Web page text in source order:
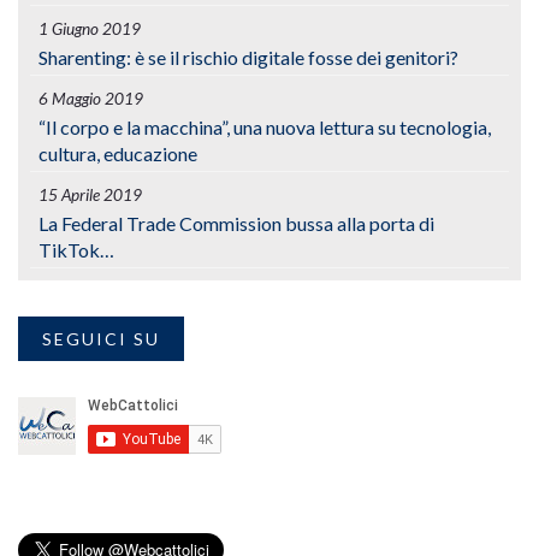
1 Giugno 2019
Sharenting: è se il rischio digitale fosse dei genitori?
6 Maggio 2019
“Il corpo e la macchina”, una nuova lettura su tecnologia,
cultura, educazione
15 Aprile 2019
La Federal Trade Commission bussa alla porta di
TikTok…
SEGUICI SU